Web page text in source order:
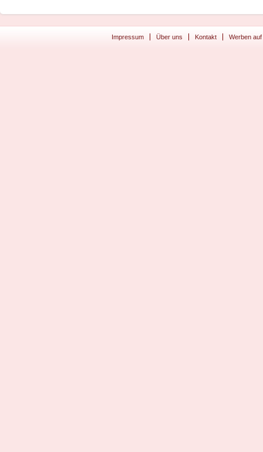
Impressum Über uns Kontakt Werben